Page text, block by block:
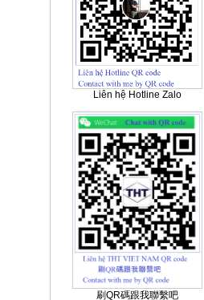
Liên hệ Hotline Zalo
刷QR碼跟我聯繫吧